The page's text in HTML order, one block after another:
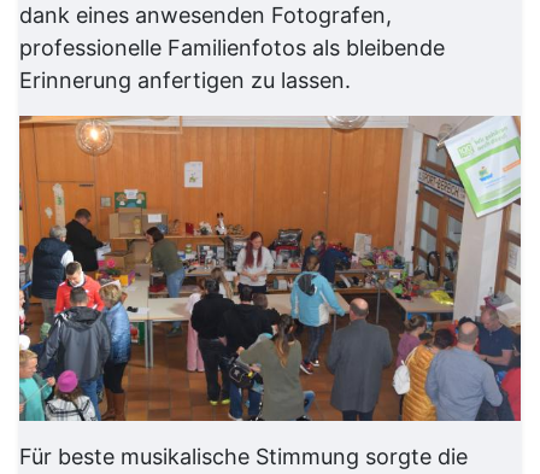
dank eines anwesenden Fotografen,
professionelle Familienfotos als bleibende
Erinnerung anfertigen zu lassen.
Für beste musikalische Stimmung sorgte die